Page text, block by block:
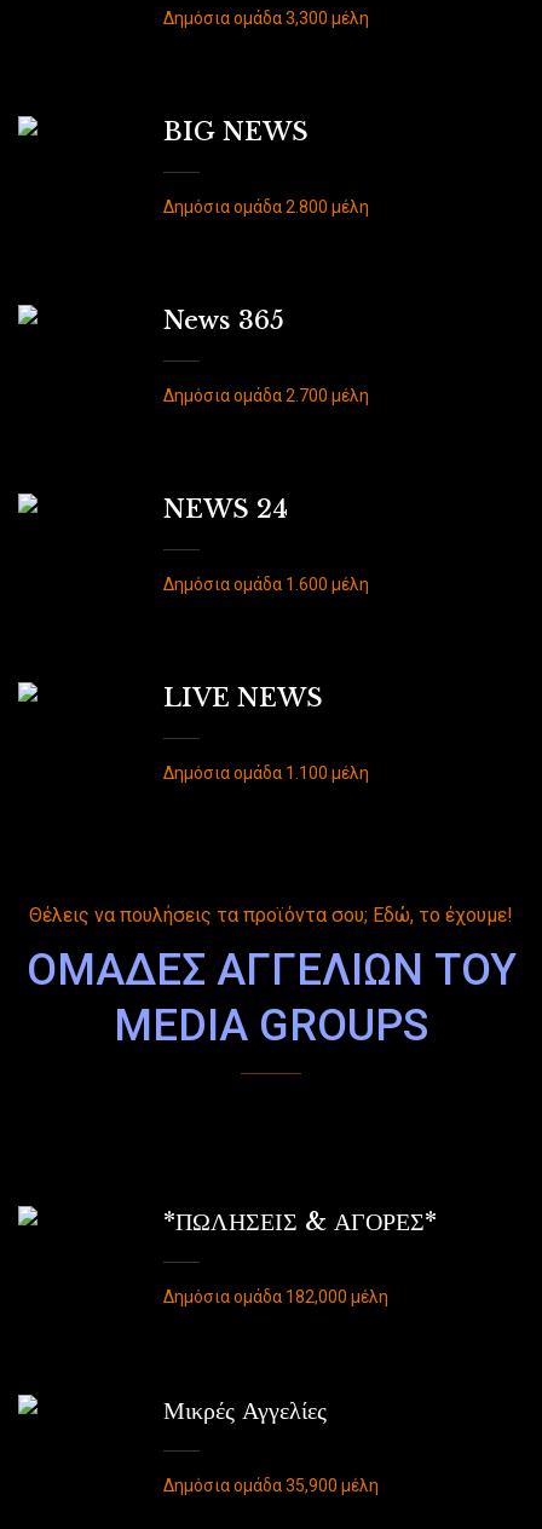
Δημόσια ομάδα 3,300 μέλη
BIG NEWS
Δημόσια ομάδα 2.800 μέλη
News 365
Δημόσια ομάδα 2.700 μέλη
NEWS 24
Δημόσια ομάδα 1.600 μέλη
LIVE NEWS
Δημόσια ομάδα 1.100 μέλη
Θέλεις να πουλήσεις τα προϊόντα σου; Εδώ, το έχουμε!
ΟΜΑΔΕΣ ΑΓΓΕΛΙΩΝ ΤΟΥ
MEDIA GROUPS
*ΠΩΛΗΣΕΙΣ & ΑΓΟΡΕΣ*
Δημόσια ομάδα 182,000 μέλη
Μικρές Αγγελίες
Δημόσια ομάδα 35,900 μέλη